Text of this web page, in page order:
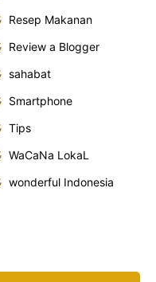
Resep Makanan
Review a Blogger
sahabat
Smartphone
Tips
WaCaNa LokaL
wonderful Indonesia